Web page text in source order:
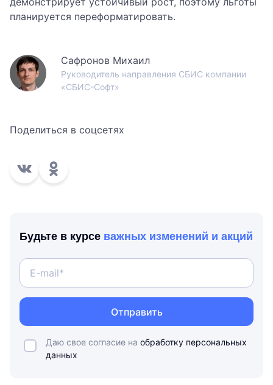
планируется переформатировать.
Сафронов Михаил
Руководитель направления СБИС компании
«СБИС-Софт»
Поделиться в соцсетях
Будьте в курсе важных изменений и акций
Отправить
Даю свое согласие на обработку персональных
данных